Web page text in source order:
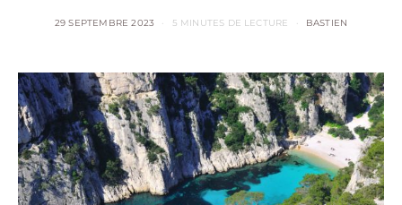
29 SEPTEMBRE 2023 5 MINUTES DE LECTURE BASTIEN